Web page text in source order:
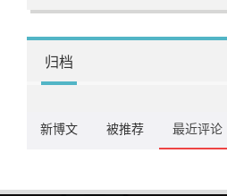
归档
新博文 被推荐 最近评论